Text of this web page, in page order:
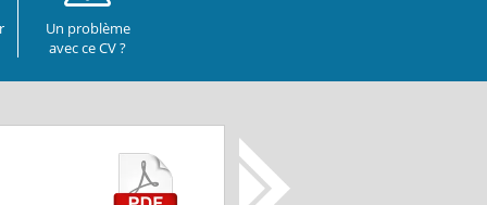
Un problème
avec ce CV ?